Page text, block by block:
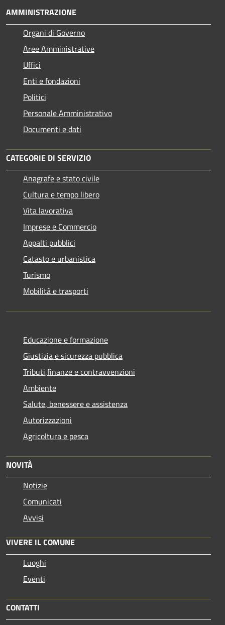
AMMINISTRAZIONE
Organi di Governo
Aree Amministrative
Uffici
Enti e fondazioni
Politici
Personale Amministrativo
Documenti e dati
CATEGORIE DI SERVIZIO
Anagrafe e stato civile
Cultura e tempo libero
Vita lavorativa
Imprese e Commercio
Appalti pubblici
Catasto e urbanistica
Turismo
Mobilità e trasporti
Educazione e formazione
Giustizia e sicurezza pubblica
Tributi,finanze e contravvenzioni
Ambiente
Salute, benessere e assistenza
Autorizzazioni
Agricoltura e pesca
NOVITÀ
Notizie
Comunicati
Avvisi
VIVERE IL COMUNE
Luoghi
Eventi
CONTATTI